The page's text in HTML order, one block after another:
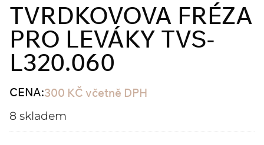
TVRDKOVOVA FRÉZA
PRO LEVÁKY TVS-
L320.060
CENA:300 KČ včetně DPH
8 skladem